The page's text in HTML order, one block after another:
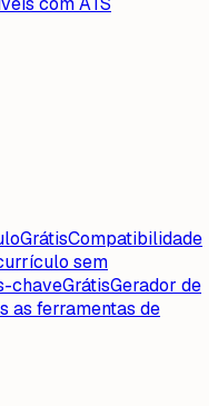
GrátisCompatibilidade
sem
chaveGrátisGerador de
as ferramentas de